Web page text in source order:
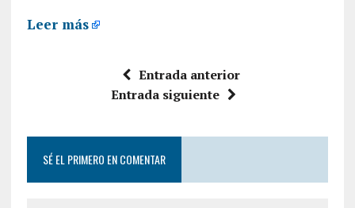
Leer más
Entrada anterior
Entrada siguiente
SÉ EL PRIMERO EN COMENTAR